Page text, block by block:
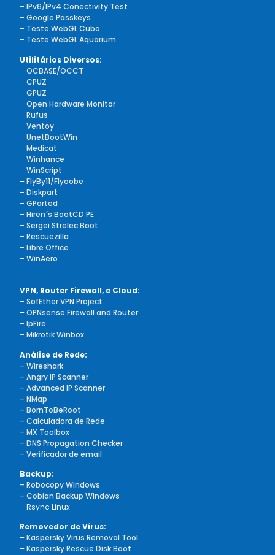
– IPv6/IPv4 Conectivity Test
– Google Passkeys
– Teste WebGL Cubo
– Teste WebGL Aquarium
Utilitários Diversos:
–OCBASE/OCCT
–CPUZ
–GPUZ
–Open Hardware Monitor
–Rufus
–Ventoy
–UnetBootWin
–Medicat
–Winhance
–WinScript
–FlyBy11/Flyoobe
– Diskpart
– GParted
– Hiren´s BootCD PE
– Sergei Strelec Boot
– Rescuezilla
– Libre Office
– WinAero
VPN, Router Firewall, e Cloud:
– SofEther VPN Project
–OPNsense Firewall and Router
– IpFire
– Mikrotik Winbox
Análise de Rede:
– Wireshark
– Angry IP Scanner
– Advanced IP Scanner
– NMap
– BornToBeRoot
– Calculadora de Rede
– MX Toolbox
– DNS Propagation Checker
– Verificador de email
Backup:
– Robocopy Windows
– Cobian Backup Windows
– Rsync Linux
Removedor de Vírus:
–Kaspersky Virus Removal Tool
–Kaspersky Rescue Disk Boot